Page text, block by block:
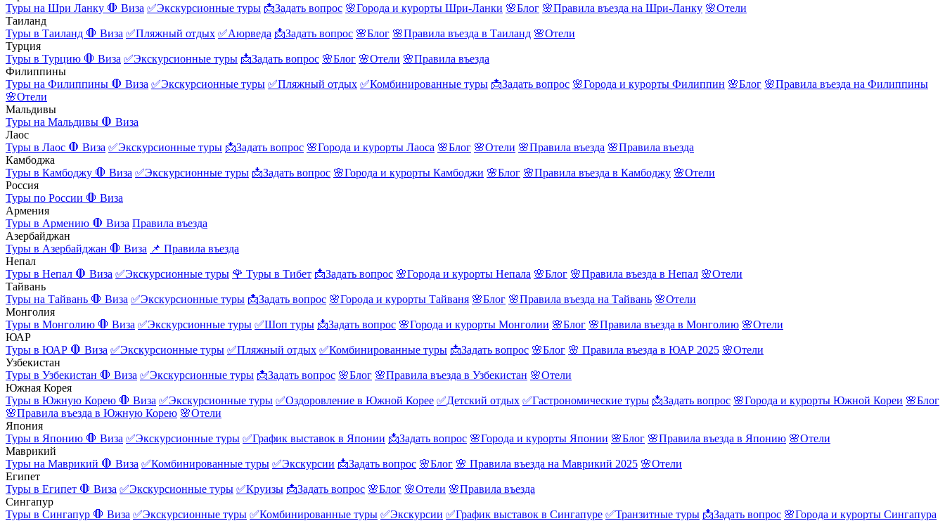
Туры на Шри Ланку 🛑 Виза ✅Экскурсионные туры 📩Задать вопрос 🌸Города и курорты Шри-Ланки 🌸Блог 🌸Правила въезда на Шри-Ланку 🌸Отели
Таиланд
Туры в Таиланд 🛑 Виза ✅Пляжный отдых ✅Аюрведа 📩Задать вопрос 🌸Блог 🌸Правила въезда в Таиланд 🌸Отели
Турция
Туры в Турцию 🛑 Виза ✅Экскурсионные туры 📩Задать вопрос 🌸Блог 🌸Отели 🌸Правила въезда
Филиппины
Туры на Филиппины 🛑 Виза ✅Экскурсионные туры ✅Пляжный отдых ✅Комбинированные туры 📩Задать вопрос 🌸Города и курорты Филиппин 🌸Блог 🌸Правила въезда на Филиппины
🌸Отели
Мальдивы
Туры на Мальдивы 🛑 Виза
Лаос
Туры в Лаос 🛑 Виза ✅Экскурсионные туры 📩Задать вопрос 🌸Города и курорты Лаоса 🌸Блог 🌸Отели 🌸Правила въезда 🌸Правила въезда
Камбоджа
Туры в Камбоджу 🛑 Виза ✅Экскурсионные туры 📩Задать вопрос 🌸Города и курорты Камбоджи 🌸Блог 🌸Правила въезда в Камбоджу 🌸Отели
Россия
Туры по России 🛑 Виза
Армения
Туры в Армению 🛑 Виза Правила въезда
Азербайджан
Туры в Азербайджан 🛑 Виза 📌 Правила въезда
Непал
Туры в Непал 🛑 Виза ✅Экскурсионные туры 🌹 Туры в Тибет 📩Задать вопрос 🌸Города и курорты Непала 🌸Блог 🌸Правила въезда в Непал 🌸Отели
Тайвань
Туры на Тайвань 🛑 Виза ✅Экскурсионные туры 📩Задать вопрос 🌸Города и курорты Тайваня 🌸Блог 🌸Правила въезда на Тайвань 🌸Отели
Монголия
Туры в Монголию 🛑 Виза ✅Экскурсионные туры ✅Шоп туры 📩Задать вопрос 🌸Города и курорты Монголии 🌸Блог 🌸Правила въезда в Монголию 🌸Отели
ЮАР
Туры в ЮАР 🛑 Виза ✅Экскурсионные туры ✅Пляжный отдых ✅Комбинированные туры 📩Задать вопрос 🌸Блог 🌸 Правила въезда в ЮАР 2025 🌸Отели
Узбекистан
Туры в Узбекистан 🛑 Виза ✅Экскурсионные туры 📩Задать вопрос 🌸Блог 🌸Правила въезда в Узбекистан 🌸Отели
Южная Корея
Туры в Южную Корею 🛑 Виза ✅Экскурсионные туры ✅Оздоровление в Южной Корее ✅Детский отдых ✅Гастрономические туры 📩Задать вопрос 🌸Города и курорты Южной Кореи 🌸Блог
🌸Правила въезда в Южную Корею 🌸Отели
Япония
Туры в Японию 🛑 Виза ✅Экскурсионные туры ✅График выставок в Японии 📩Задать вопрос 🌸Города и курорты Японии 🌸Блог 🌸Правила въезда в Японию 🌸Отели
Маврикий
Туры на Маврикий 🛑 Виза ✅Комбинированные туры ✅Экскурсии 📩Задать вопрос 🌸Блог 🌸 Правила въезда на Маврикий 2025 🌸Отели
Египет
Туры в Египет 🛑 Виза ✅Экскурсионные туры ✅Круизы 📩Задать вопрос 🌸Блог 🌸Отели 🌸Правила въезда
Сингапур
Туры в Сингапур 🛑 Виза ✅Экскурсионные туры ✅Комбинированные туры ✅Экскурсии ✅График выставок в Сингапуре ✅Транзитные туры 📩Задать вопрос 🌸Города и курорты Сингапура